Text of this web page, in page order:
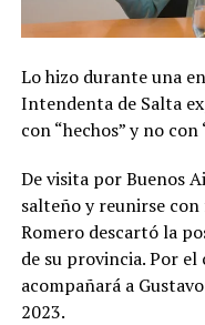
Lo hizo durante una
Intendenta de Salta
con “hechos” y no con
De visita por Buenos
salteño y reunirse
Romero descartó la
de su provincia. Por
acompañará a
2023.